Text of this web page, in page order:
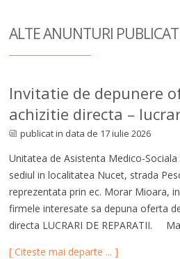
ALTE ANUNTURI
Invitatie de depunere
achizitie directa –
publicat in data de 17 iulie 2026
Unitatea de Asistenta Medico-
sediul in localitatea Nucet, strada
reprezentata prin ec. Morar Mioara,
firmele interesate sa depuna oferta
directa LUCRARI DE REPARATII.
[ Citeste mai departe ... ]